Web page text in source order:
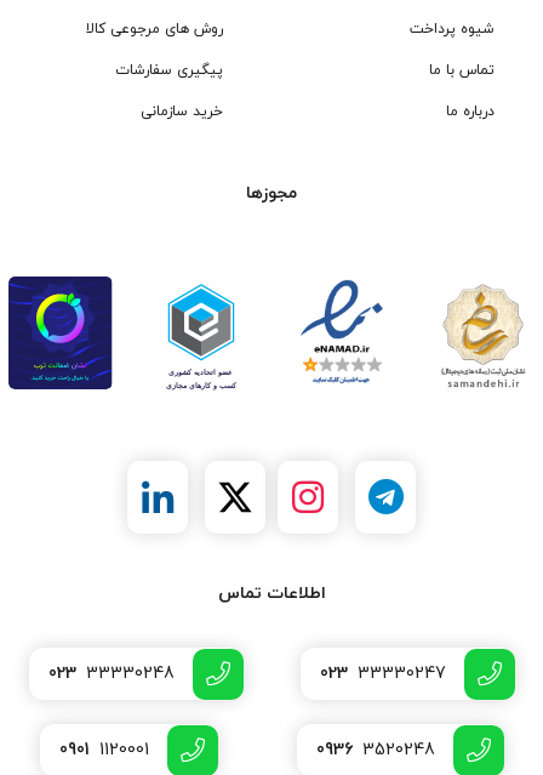
شیوه پرداخت
تماس با ما
درباره ما
روش های مرجوعی کالا
پیگیری سفارشات
خرید سازمانی
مجوزها
اطلاعات تماس
023 33330247
023 33330248
0936 3520248
0901 1120001